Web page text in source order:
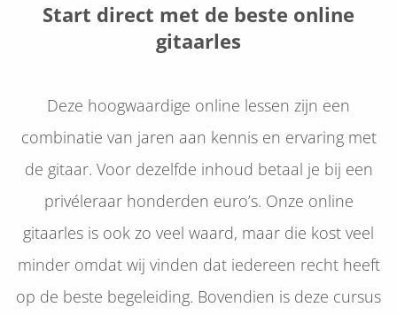
Start direct met de beste online
gitaarles
Deze hoogwaardige online lessen zijn een
combinatie van jaren aan kennis en ervaring met
de gitaar. Voor dezelfde inhoud betaal je bij een
privéleraar honderden euro’s. Onze online
gitaarles is ook zo veel waard, maar die kost veel
minder omdat wij vinden dat iedereen recht heeft
op de beste begeleiding. Bovendien is deze cursus